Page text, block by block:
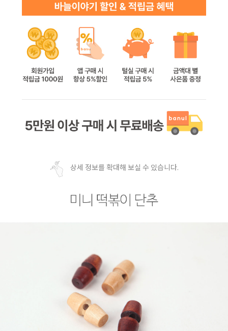
상세 정보를 확대해 보실 수 있습니다.